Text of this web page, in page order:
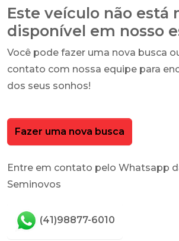
Este veículo não está
disponível em nosso
Você pode fazer uma nova busca
contato com nossa equipe para
dos seus sonhos!
Fazer uma nova busca
Entre em contato pelo Whatsapp
Seminovos
(41)98877-6010